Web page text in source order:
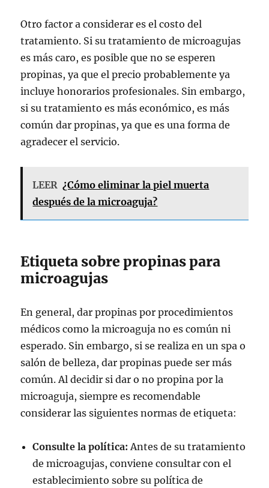
Otro factor a considerar es el costo del
tratamiento. Si su tratamiento de microagujas
es más caro, es posible que no se esperen
propinas, ya que el precio probablemente ya
incluye honorarios profesionales. Sin embargo,
si su tratamiento es más económico, es más
común dar propinas, ya que es una forma de
agradecer el servicio.
LEER ¿Cómo eliminar la piel muerta
después de la microaguja?
Etiqueta sobre propinas para
microagujas
En general, dar propinas por procedimientos
médicos como la microaguja no es común ni
esperado. Sin embargo, si se realiza en un spa o
salón de belleza, dar propinas puede ser más
común. Al decidir si dar o no propina por la
microaguja, siempre es recomendable
considerar las siguientes normas de etiqueta:
Consulte la política: Antes de su tratamiento
de microagujas, conviene consultar con el
establecimiento sobre su política de